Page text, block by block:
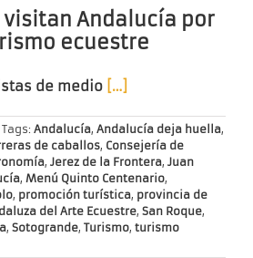
Andalucía por
ecuestre
de medio […]
Tags: Andalucía, Andalucía deja huella,
de caballos, Consejería de
, Jerez de la Frontera, Juan
, Menú Quinto Centenario,
, promoción turística, provincia de
del Arte Ecuestre, San Roque,
, Sotogrande, Turismo, turismo